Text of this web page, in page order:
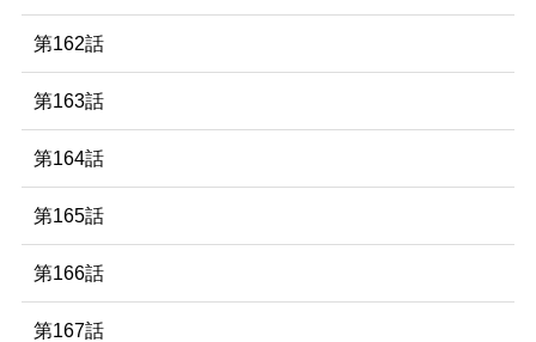
第162話
第163話
第164話
第165話
第166話
第167話